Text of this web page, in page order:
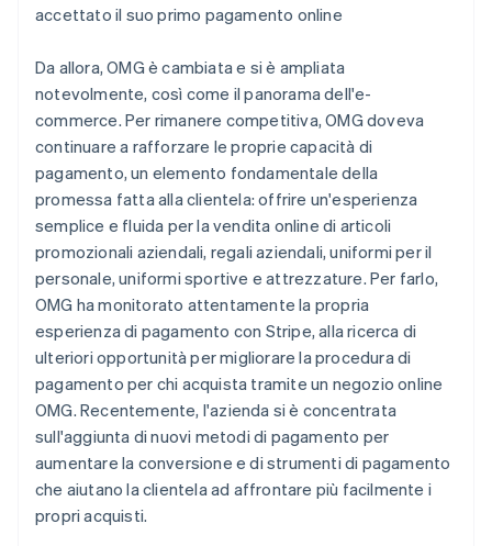
accettato il suo primo pagamento online
Da allora, OMG è cambiata e si è ampliata
notevolmente, così come il panorama dell'e-
commerce. Per rimanere competitiva, OMG doveva
continuare a rafforzare le proprie capacità di
pagamento, un elemento fondamentale della
promessa fatta alla clientela: offrire un'esperienza
semplice e fluida per la vendita online di articoli
promozionali aziendali, regali aziendali, uniformi per il
personale, uniformi sportive e attrezzature. Per farlo,
OMG ha monitorato attentamente la propria
esperienza di pagamento con Stripe, alla ricerca di
ulteriori opportunità per migliorare la procedura di
pagamento per chi acquista tramite un negozio online
OMG. Recentemente, l'azienda si è concentrata
sull'aggiunta di nuovi metodi di pagamento per
aumentare la conversione e di strumenti di pagamento
che aiutano la clientela ad affrontare più facilmente i
propri acquisti.